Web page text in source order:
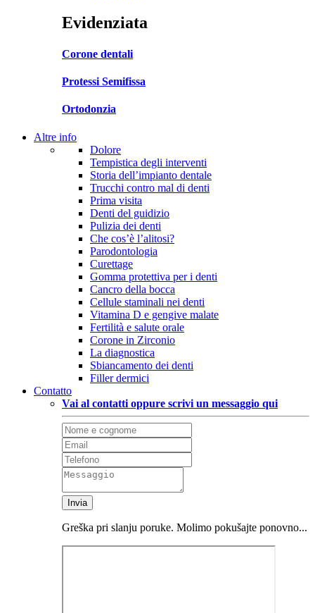
Evidenziata
Corone dentali
Protessi Semifissa
Ortodonzia
Altre info
Dolore
Tempistica degli interventi
Storia dell’impianto dentale
Trucchi contro mal di denti
Prima visita
Denti del guidizio
Pulizia dei denti
Che cos’è l’alitosi?
Parodontologia
Curettage
Gomma protettiva per i denti
Cancro della bocca
Cellule staminali nei denti
Vitamina D e gengive malate
Fertilità e salute orale
Corone in Zirconio
La diagnostica
Sbiancamento dei denti
Filler dermici
Contatto
Vai al contatti oppure scrivi un messaggio qui
Invia
Greška pri slanju poruke. Molimo pokušajte ponovno...